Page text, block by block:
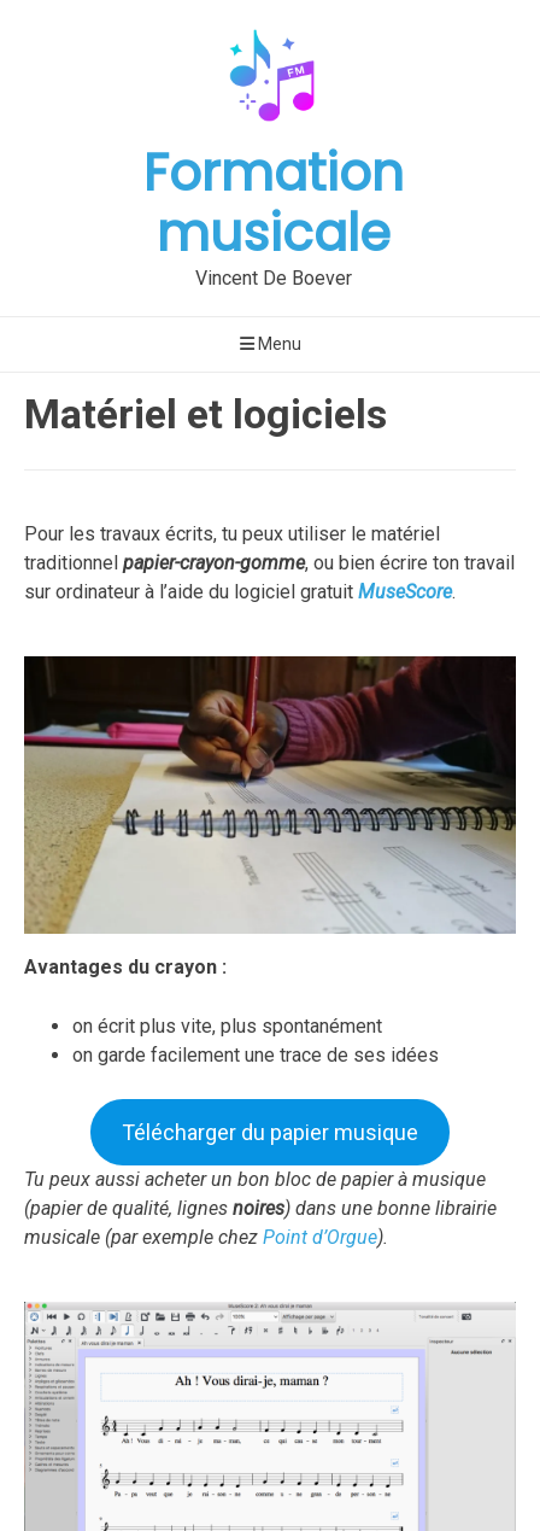
Formation
musicale
Vincent De Boever
Menu
Matériel et logiciels
le
7
Vincent
Pour les travaux écrits, tu peux utiliser le matériel
traditionnel papier-crayon-gomme, ou bien écrire ton travail
sur ordinateur à l’aide du logiciel gratuit MuseScore.
Avantages du crayon :
on écrit plus vite, plus spontanément
on garde facilement une trace de ses idées
Télécharger du papier musique
Tu peux aussi acheter un bon bloc de papier à musique
(papier de qualité, lignes noires) dans une bonne librairie
musicale (par exemple chez Point d’Orgue).